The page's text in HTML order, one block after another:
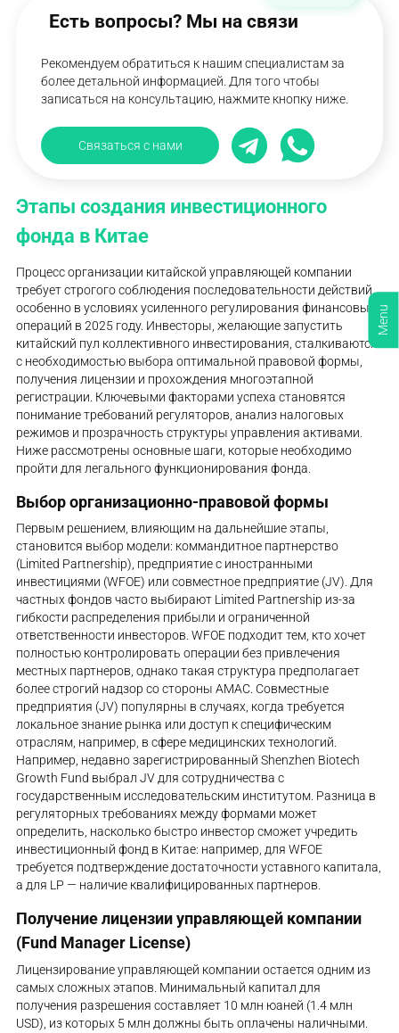
Есть вопросы? Мы на связи
Рекомендуем обратиться к нашим специалистам за
более детальной информацией. Для того чтобы
записаться на консультацию, нажмите кнопку ниже.
Связаться с нами
Этапы создания инвестиционного
фонда в Китае
Процесс организации китайской управляющей компании
требует строгого соблюдения последовательности действий,
особенно в условиях усиленного регулирования финансовых
операций в 2025 году. Инвесторы, желающие запустить
китайский пул коллективного инвестирования, сталкиваются
с необходимостью выбора оптимальной правовой формы,
получения лицензии и прохождения многоэтапной
регистрации. Ключевыми факторами успеха становятся
понимание требований регуляторов, анализ налоговых
режимов и прозрачность структуры управления активами.
Ниже рассмотрены основные шаги, которые необходимо
пройти для легального функционирования фонда.
Выбор организационно-правовой формы
Первым решением, влияющим на дальнейшие этапы,
становится выбор модели: коммандитное партнерство
(Limited Partnership), предприятие с иностранными
инвестициями (WFOE) или совместное предприятие (JV). Для
частных фондов часто выбирают Limited Partnership из-за
гибкости распределения прибыли и ограниченной
ответственности инвесторов. WFOE подходит тем, кто хочет
полностью контролировать операции без привлечения
местных партнеров, однако такая структура предполагает
более строгий надзор со стороны AMAC. Совместные
предприятия (JV) популярны в случаях, когда требуется
локальное знание рынка или доступ к специфическим
отраслям, например, в сфере медицинских технологий.
Например, недавно зарегистрированный Shenzhen Biotech
Growth Fund выбрал JV для сотрудничества с
государственным исследовательским институтом. Разница в
регуляторных требованиях между формами может
определить, насколько быстро инвестор сможет учредить
инвестиционный фонд в Китае: например, для WFOE
требуется подтверждение достаточности уставного капитала,
а для LP — наличие квалифицированных партнеров.
Получение лицензии управляющей компании
(Fund Manager License)
Лицензирование управляющей компании остается одним из
самых сложных этапов. Минимальный капитал для
получения разрешения составляет 10 млн юаней (1.4 млн
USD), из которых 5 млн должны быть оплачены наличными.
Menu